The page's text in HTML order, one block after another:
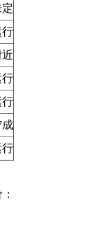
行
行
行
成
行